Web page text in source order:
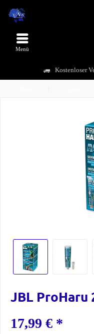
Kostenloser
Menü
JBL ProHaru
17,99 € *